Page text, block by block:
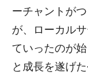
ーチャントが
が、ローカル
ていったのが
と成長を遂げ